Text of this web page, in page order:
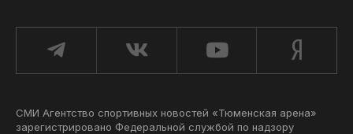
СМИ Агентство спортивных новостей «Тюменская арена»
зарегистрировано Федеральной службой по надзору